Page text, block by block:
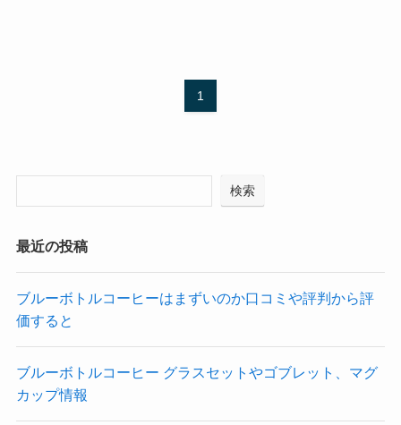
1
検索
最近の投稿
ブルーボトルコーヒーはまずいのか口コミや評判から評
価すると
ブルーボトルコーヒー グラスセットやゴブレット、マグ
カップ情報